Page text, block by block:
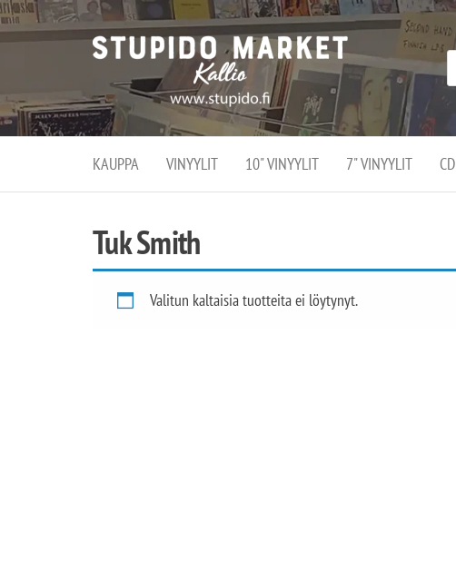
Stupido
Market –
verkossa
ja
kivijalassa
Stupido Market on
vaihtoehtomusaan
erikoistunut
verkko- sekä
kivijalkakauppa
Helsingissä
Kallion
KAUPPA VINYYLIT 10" VINYYLIT 7" VINYYLIT CD
Tuk Smith
Valitun kaltaisia tuotteita ei löytynyt.